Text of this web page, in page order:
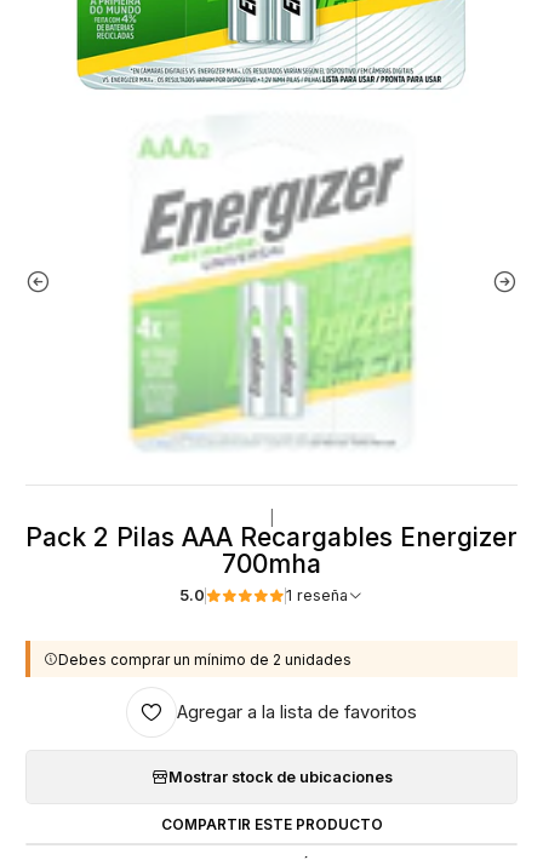
Pack 2 Pilas AAA Recargables Energizer
700mha
5.0 1 reseña
Debes comprar un mínimo de 2 unidades
Agregar a la lista de favoritos
Mostrar stock de ubicaciones
COMPARTIR ESTE PRODUCTO